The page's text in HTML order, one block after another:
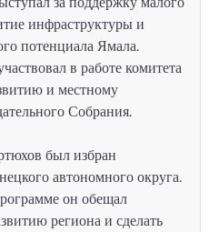
инфраструктуры и
потенциала Ямала.
в работе комитета
и местному
Собрания.
был избран
автономного округа.
он обещал
региона и сделать